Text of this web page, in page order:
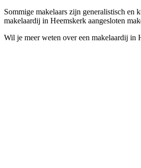
Sommige makelaars zijn generalistisch en
makelaardij in Heemskerk aangesloten
Wil je meer weten over een makelaardij in